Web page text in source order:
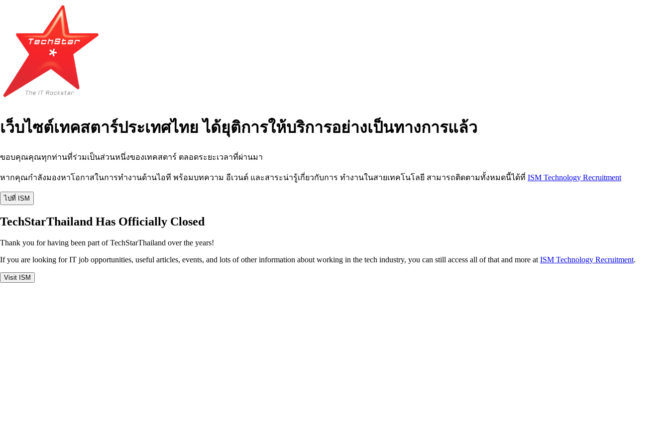
เว็บไซต์เทคสตาร์ประเทศไทย ได้ยุติการให้บริการอย่างเป็นทางการแล้ว
ขอบคุณคุณทุกท่านที่ร่วมเป็นส่วนหนึ่งของเทคสตาร์ ตลอดระยะเวลาที่ผ่านมา
หากคุณกำลังมองหาโอกาสในการทำงานด้านไอที พร้อมบทความ อีเวนต์ และสาระน่ารู้เกี่ยวกับการ ทำงานในสายเทคโนโลยี สามารถติดตามทั้งหมดนี้ได้ที่ ISM Technology Recruitment
ไปที่ ISM
TechStarThailand Has Officially Closed
Thank you for having been part of TechStarThailand over the years!
If you are looking for IT job opportunities, useful articles, events, and lots of other information about working in the tech industry, you can still access all of that and more at ISM Technology Recruitment.
Visit ISM